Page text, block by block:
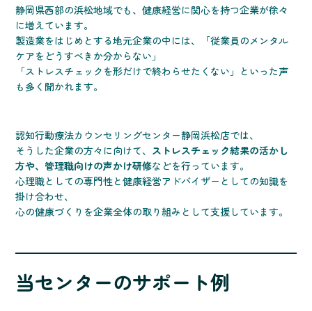
静岡県西部の浜松地域でも、健康経営に関心を持つ企業が徐々
に増えています。
製造業をはじめとする地元企業の中には、「従業員のメンタル
ケアをどうすべきか分からない」
「ストレスチェックを形だけで終わらせたくない」といった声
も多く聞かれます。
認知行動療法カウンセリングセンター静岡浜松店では、
そうした企業の方々に向けて、 ストレスチェック結果の活かし
方や、管理職向けの声かけ研修などを行っています。
心理職としての専門性と健康経営アドバイザーとしての知識を
掛け合わせ、
心の健康づくりを企業全体の取り組みとして支援しています。
当センターのサポート例